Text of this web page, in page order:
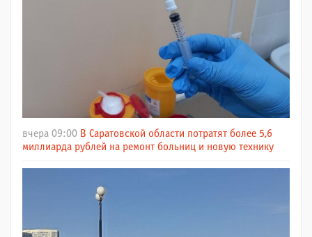
вчера 09:00 В Саратовской области потратят более 5,6
миллиарда рублей на ремонт больниц и новую технику